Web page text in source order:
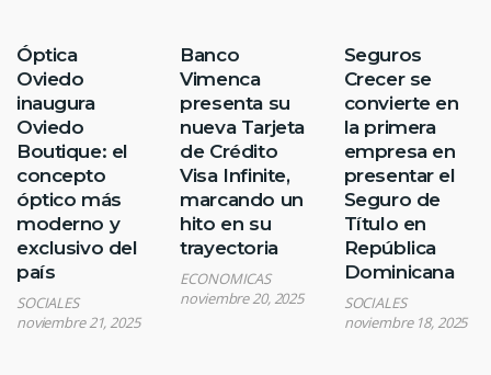
Óptica
Oviedo
inaugura
Oviedo
Boutique: el
concepto
óptico más
moderno y
exclusivo del
país
SOCIALES
noviembre 21, 2025
Banco
Vimenca
presenta su
nueva Tarjeta
de Crédito
Visa Infinite,
marcando un
hito en su
trayectoria
ECONOMICAS
noviembre 20, 2025
Seguros
Crecer se
convierte en
la primera
empresa en
presentar el
Seguro de
Título en
República
Dominicana
SOCIALES
noviembre 18, 2025